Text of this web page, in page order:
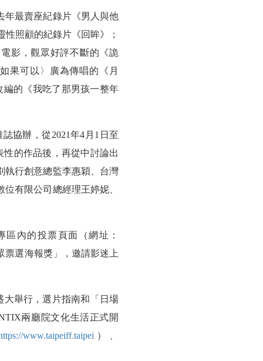
年最賣座紀錄片《男人與他
照顧的紀錄片《回眸》；
影，觀眾好評不斷的《詭
果可以〉廣為傳唱的《月
編的《我吃了那男孩一整年
誌協辦，從2021年4 月 1 日至
性的作品後，再從中討論出
執行創意總監李惠穎、台灣
有限公司總經理王婷妮、
區內的投票頁面（網址：
票選海報獎」，邀請影迷上
舉行，選片指南和「日場
兩廳院文化生活正式開
www.taipeiff.taipei ）、